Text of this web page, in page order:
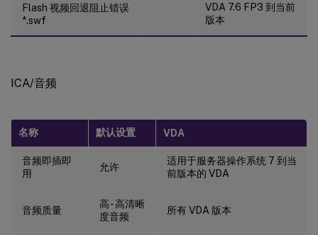
Flash 视频回退阻止错误
*.swf
VDA 7.6 FP3 到当前
版本
ICA/音频
名称 默认设置 VDA
音频即插即
用
允许
适用于服务器操作系统 7 到当
前版本的 VDA
音频质量
高 - 高清晰
度音频
所有 VDA 版本
配置文件管理/文件夹重定向/图片
配置文件管理/配置文件处理
配置文件管理/注册表
配置文件管理/流式用户配置文件